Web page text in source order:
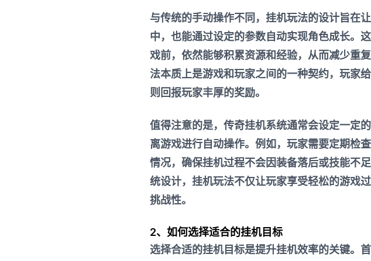
与传统的手动操作不同，挂机玩法的设计旨在
中，也能通过设定的参数自动实现角色成长。
戏前，依然能够积累资源和经验，从而减少重
法本质上是游戏和玩家之间的一种契约，玩家
则回报玩家丰厚的奖励。
值得注意的是，传奇挂机系统通常会设定一定
离游戏进行自动操作。例如，玩家需要定期检
情况，确保挂机过程不会因装备落后或技能不
统设计，挂机玩法不仅让玩家享受轻松的游戏
挑战性。
2、如何选择适合的挂机目标
选择合适的挂机目标是提升挂机效率的关键。